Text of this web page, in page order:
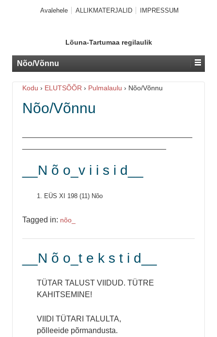
Avalehele ALLIKMATERJALID IMPRESSUM
Lõuna-Tartumaa regilaulik
Nõo/Võnnu
Kodu › ELUTSÕÕR › Pulmalaulu › Nõo/Võnnu
Nõo/Võnnu
__N õ o_v i i s i d__
1. EÜS XI 198 (11) Nõo
Tagged in: nõo_
__N õ o_t e k s t i d__
TÜTAR TALUST VIIDUD. TÜTRE
KAHITSEMINE!
VIIDI TÜTARI TALULTA,
põlleeide põrmandusta.